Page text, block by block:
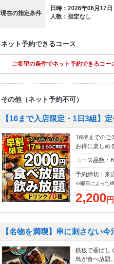
現在の指定条件
日時：2026年06月17日
人数：指定なし
ネット予約できるコース
ご希望の条件でネット予約できるコー
その他（ネット予約不可）
【16まで入店限定・1日3組】
16時までのご
お得に楽しめ
コース品数：
予約締切：来
※曜日によって締
2,200円
【名物を満喫】串に刺さない
鉄板で香ばし
鳥が食べ放題